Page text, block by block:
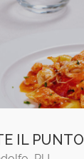
IL PUNTO